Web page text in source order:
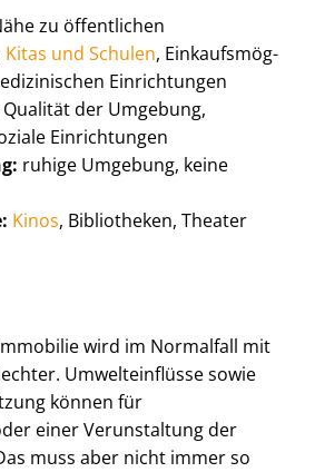
zu öffentlichen
Kitas und Schulen, Ein­kaufs­mög­
Einrichtungen
Qualität der Umgebung,
Einrichtungen
ruhige Umgebung, keine
Kinos, Bibliotheken, Theater
wird im Normalfall mit
Umwelteinflüsse sowie
können für
einer Verunstaltung der
muss aber nicht immer so